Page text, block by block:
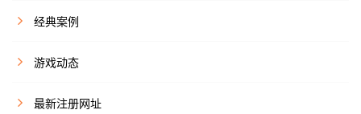
经典案例
游戏动态
最新注册网址